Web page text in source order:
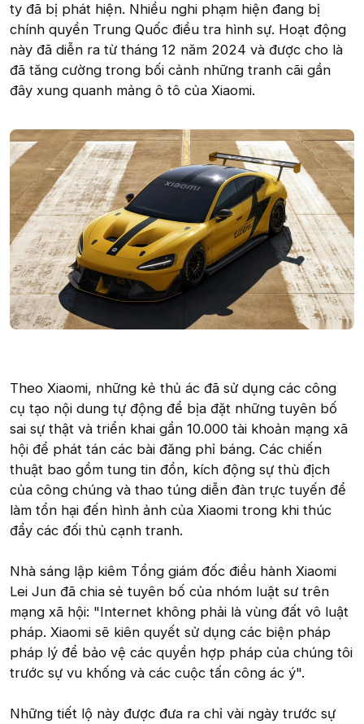
ty đã bị phát hiện. Nhiều nghi phạm hiện đang bị
chính quyền Trung Quốc điều tra hình sự. Hoạt động
này đã diễn ra từ tháng 12 năm 2024 và được cho là
đã tăng cường trong bối cảnh những tranh cãi gần
đây xung quanh mảng ô tô của Xiaomi.
Theo Xiaomi, những kẻ thủ ác đã sử dụng các công
cụ tạo nội dung tự động để bịa đặt những tuyên bố
sai sự thật và triển khai gần 10.000 tài khoản mạng xã
hội để phát tán các bài đăng phỉ báng. Các chiến
thuật bao gồm tung tin đồn, kích động sự thù địch
của công chúng và thao túng diễn đàn trực tuyến để
làm tổn hại đến hình ảnh của Xiaomi trong khi thúc
đẩy các đối thủ cạnh tranh.
Nhà sáng lập kiêm Tổng giám đốc điều hành Xiaomi
Lei Jun đã chia sẻ tuyên bố của nhóm luật sư trên
mạng xã hội: "Internet không phải là vùng đất vô luật
pháp. Xiaomi sẽ kiên quyết sử dụng các biện pháp
pháp lý để bảo vệ các quyền hợp pháp của chúng tôi
trước sự vu khống và các cuộc tấn công ác ý".
Những tiết lộ này được đưa ra chỉ vài ngày trước sự